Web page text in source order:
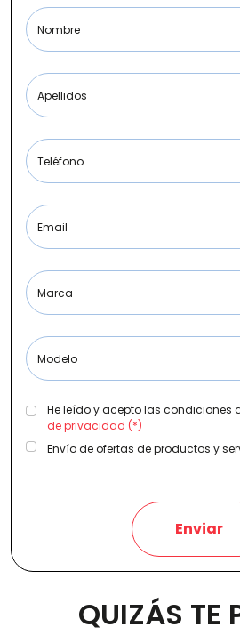
Año
Kilómetros
Combustible
(Elige una o varias opciones)
Etiqueta medioambiental
Transmisión
Nombre
Apellidos
Teléfono
Email
Marca
Modelo
He leído y acepto las condiciones
de privacidad (*)
Envío de ofertas de productos y
Enviar
QUIZÁS TE